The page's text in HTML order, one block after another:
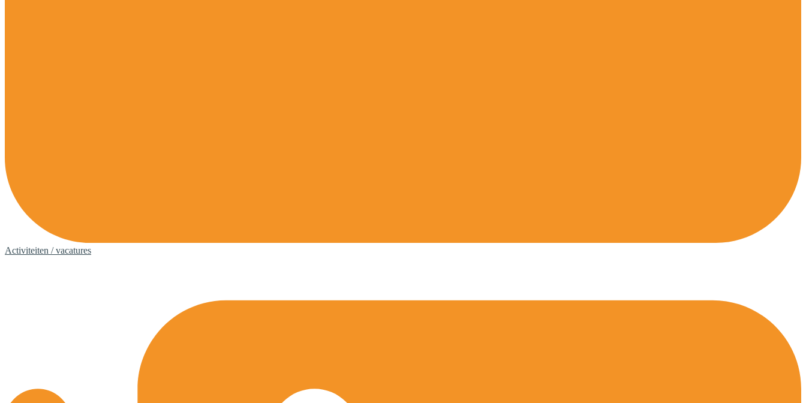
Activiteiten / vacatures